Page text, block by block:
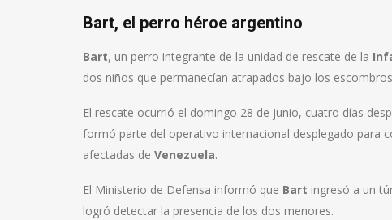
Bart, el perro héroe argentino
Bart, un perro integrante de la unidad de rescate de la
dos niños que permanecían atrapados bajo los
El rescate ocurrió el domingo 28 de junio, cuatro días
formó parte del operativo internacional desplegado para
afectadas de Venezuela.
El Ministerio de Defensa informó que Bart ingresó a un
logró detectar la presencia de los dos menores.